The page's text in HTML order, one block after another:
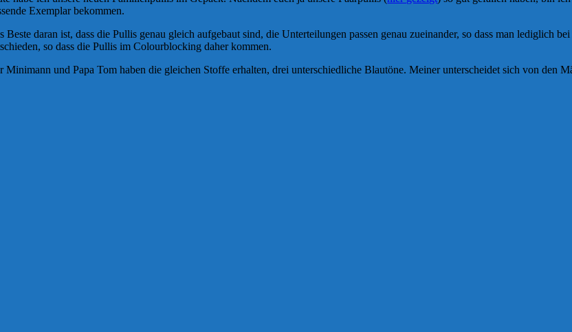
Exemplar bekommen.
Beste daran ist, dass die Pullis genau gleich aufgebaut sind, die Unterteilungen passen genau zueinander, so dass man lediglich
so dass die Pullis im Colourblocking daher kommen.
Minimann und Papa Tom haben die gleichen Stoffe erhalten, drei unterschiedliche Blautöne. Meiner unterscheidet sich von den